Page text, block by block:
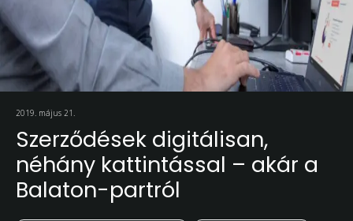
2019. május 21.
Szerződések digitálisan,
néhány kattintással – akár a
Balaton-partról